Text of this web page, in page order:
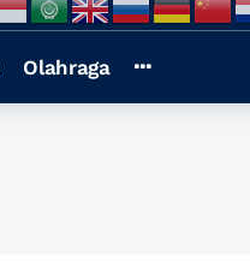
Olahraga